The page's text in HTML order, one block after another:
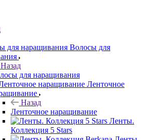
Волосы для
Назад
для наращивания
Ленточное
Назад
Ленточное наращивание
Ленты.
Коллекция 5 Stars